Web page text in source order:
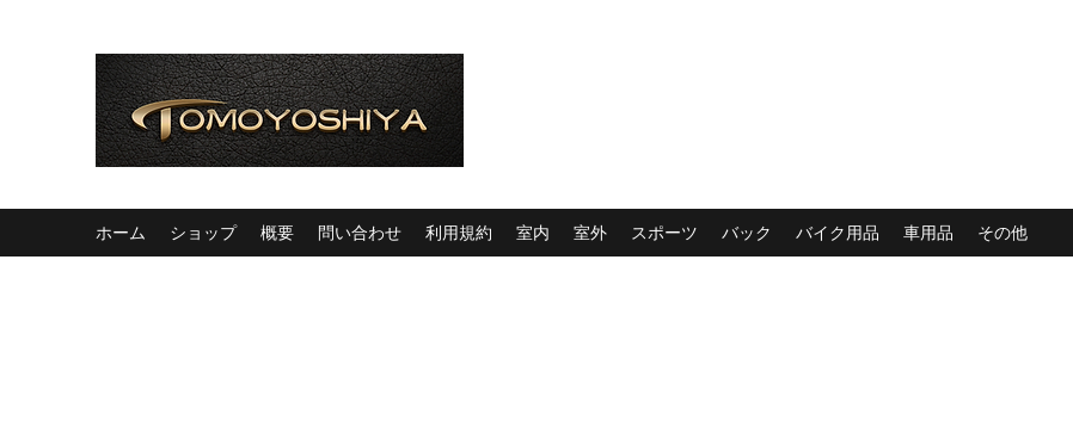
ホーム ショップ 概要 問い合わせ 利用規約 室内 室外 スポーツ バック バイク用品 車用品 その他